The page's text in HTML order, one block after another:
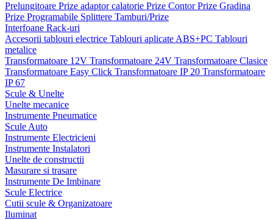
Prelungitoare Prize adaptor calatorie Prize ContorPrize Gradina
Prize Programabile Splittere Tamburi/Prize
Interfoane Rack-uri
Accesorii tablouri electrice Tablouri aplicate ABS+PC Tablouri
metalice
Transformatoare 12V Transformatoare 24V Transformatoare Clasice
Transformatoare Easy Click Transformatoare IP 20 Transformatoare
IP 67
Scule & Unelte
Unelte mecanice
Instrumente Pneumatice
Scule Auto
Instrumente Electricieni
Instrumente Instalatori
Unelte de constructii
Masurare si trasare
Instrumente De Imbinare
Scule Electrice
Cutii scule & Organizatoare
Iluminat